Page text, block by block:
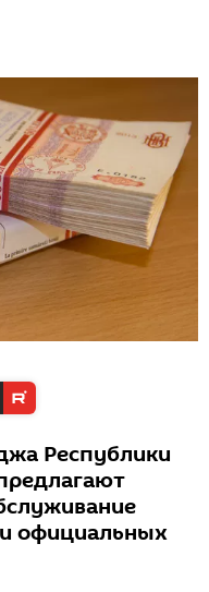
Республики
официальных